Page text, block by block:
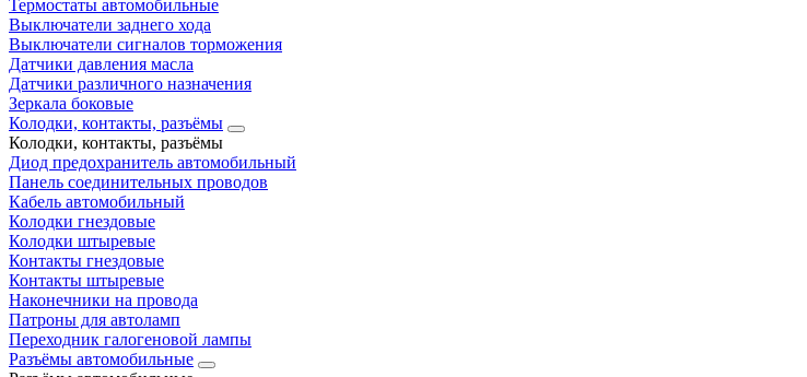
Термостаты автомобильные
Выключатели заднего хода
Выключатели сигналов торможения
Датчики давления масла
Датчики различного назначения
Зеркала боковые
Колодки, контакты, разъёмы
Колодки, контакты, разъёмы
Диод предохранитель автомобильный
Панель соединительных проводов
Кабель автомобильный
Колодки гнездовые
Колодки штыревые
Контакты гнездовые
Контакты штыревые
Наконечники на провода
Патроны для автоламп
Переходник галогеновой лампы
Разъёмы автомобильные